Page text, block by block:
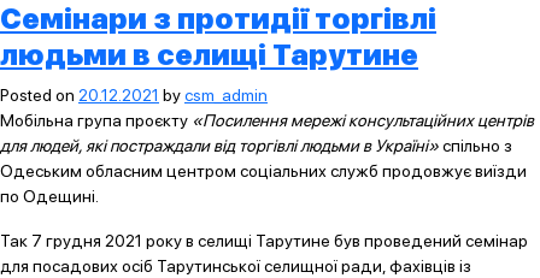
Семінари з протидії торгівлі
людьми в селищі Тарутине
Posted on 20.12.2021 bycsm_admin
Мобільна група проєкту «Посилення мережі консультаційних центрів
для людей, які постраждали від торгівлі людьми в Україні»спільно з
Одеським обласним центром соціальних служб продовжує виїзди
по Одещині.
Так 7 грудня 2021 року в селищі Тарутине був проведений семінар
для посадових осіб Тарутинської селищної ради, фахівців із